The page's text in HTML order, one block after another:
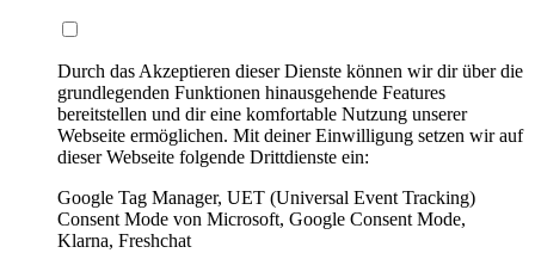
Durch das Akzeptieren dieser Dienste können wir dir über die
grundlegenden Funktionen hinausgehende Features
bereitstellen und dir eine komfortable Nutzung unserer
Webseite ermöglichen. Mit deiner Einwilligung setzen wir auf
dieser Webseite folgende Drittdienste ein:
Google Tag Manager, UET (Universal Event Tracking)
Consent Mode von Microsoft, Google Consent Mode,
Klarna, Freshchat